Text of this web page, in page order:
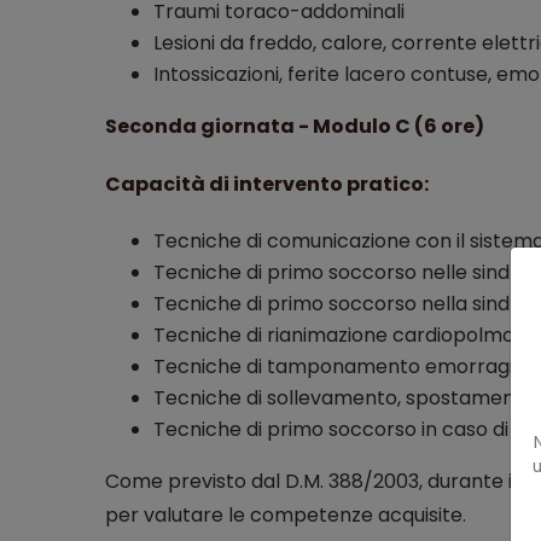
Traumi toraco-addominali
Lesioni da freddo, calore, corrente
Intossicazioni, ferite lacero contuse,
Seconda giornata - Modulo C (6 ore)
Capacità di intervento pratico:
Tecniche di comunicazione con il
Tecniche di primo soccorso nelle
Tecniche di primo soccorso nella
Tecniche di rianimazione
Tecniche di tamponamento emorragico
Tecniche di sollevamento,
Tecniche di primo soccorso in caso di
Come previsto dal D.M. 388/2003, durante
per valutare le competenze acquisite.